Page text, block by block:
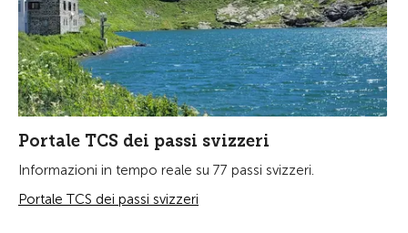
Portale TCS dei passi svizzeri
Informazioni in tempo reale su 77 passi svizzeri.
Portale TCS dei passi svizzeri